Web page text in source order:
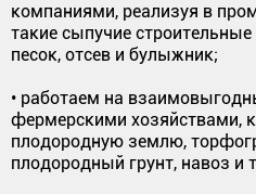
компаниями, реализуя в
такие сыпучие
песок, отсев и булыжник;
• работаем на
фермерскими хозяйствами,
плодородную землю,
плодородный грунт, навоз и